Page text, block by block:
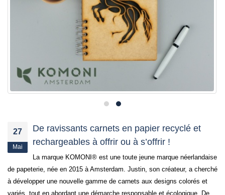
27
Mai
De ravissants carnets en papier recyclé et
rechargeables à offrir ou à s’offrir !
La marque KOMONI® est une toute jeune marque néerlandaise
de papeterie, née en 2015 à Amsterdam. Justin, son créateur, a cherché
à développer une nouvelle gamme de carnets aux designs colorés et
variés, tout en abordant une démarche responsable et écologique. De